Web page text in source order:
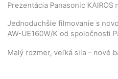
Prezentácia Panasonic KAIROS
Jednoduchšie filmovanie s
AW-UE160W/K od spoločnosti
Malý rozmer, veľká sila – nové